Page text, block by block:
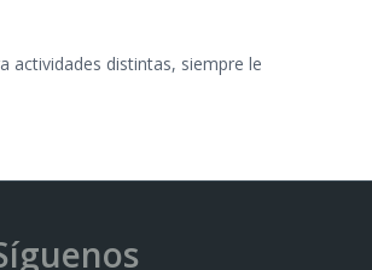
actividades distintas, siempre le